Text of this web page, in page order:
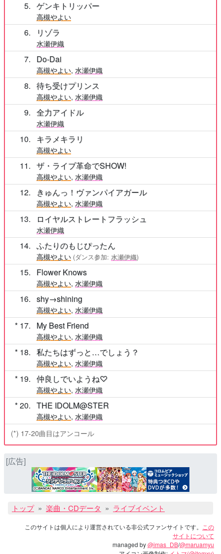
5 ゲンキトリッパー
高槻やよい
6 リゾラ
水瀬伊織
7 Do-Dai
高槻やよい, 水瀬伊織
8 待ち受けプリンス
高槻やよい, 水瀬伊織
9 全力アイドル
水瀬伊織
10 キラメキラリ
高槻やよい
11 ザ・ライブ革命でSHOW!
高槻やよい, 水瀬伊織
12 きゅんっ！ヴァンパイアガール
高槻やよい, 水瀬伊織
13 ロイヤルストレートフラッシュ
水瀬伊織
14 ふたりのもじぴったん
高槻やよい (ダンス参加: 水瀬伊織)
15 Flower Knows
高槻やよい, 水瀬伊織
16 shy→shining
高槻やよい, 水瀬伊織
17 My Best Friend
高槻やよい, 水瀬伊織
18 私たちはずっと…でしょう？
高槻やよい, 水瀬伊織
19 仲良しでいようね♡
高槻やよい, 水瀬伊織
20 THE IDOLM@STER
高槻やよい, 水瀬伊織
(*) 17-20曲目はアンコール
[広告]
トップ 楽曲・CDデータ ライブイベント
このサイトは個人により運営されている非公式ファンサイトです。
この
サイトについて
managed by@imas_DB/@maruamyu